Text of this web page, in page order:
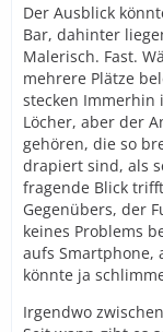
Der Ausblick
Bar, dahinter
Malerisch. Fast.
mehrere Plätze
stecken Immerhin
Löcher, aber der
gehören, die so
drapiert sind, als
fragende Blick
Gegenübers, der
keines Problems
aufs Smartphone,
könnte ja
Irgendwo